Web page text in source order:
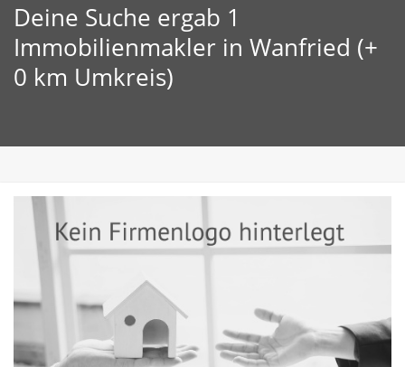
Deine Suche ergab 1
Immobilienmakler in Wanfried (+
0 km Umkreis)